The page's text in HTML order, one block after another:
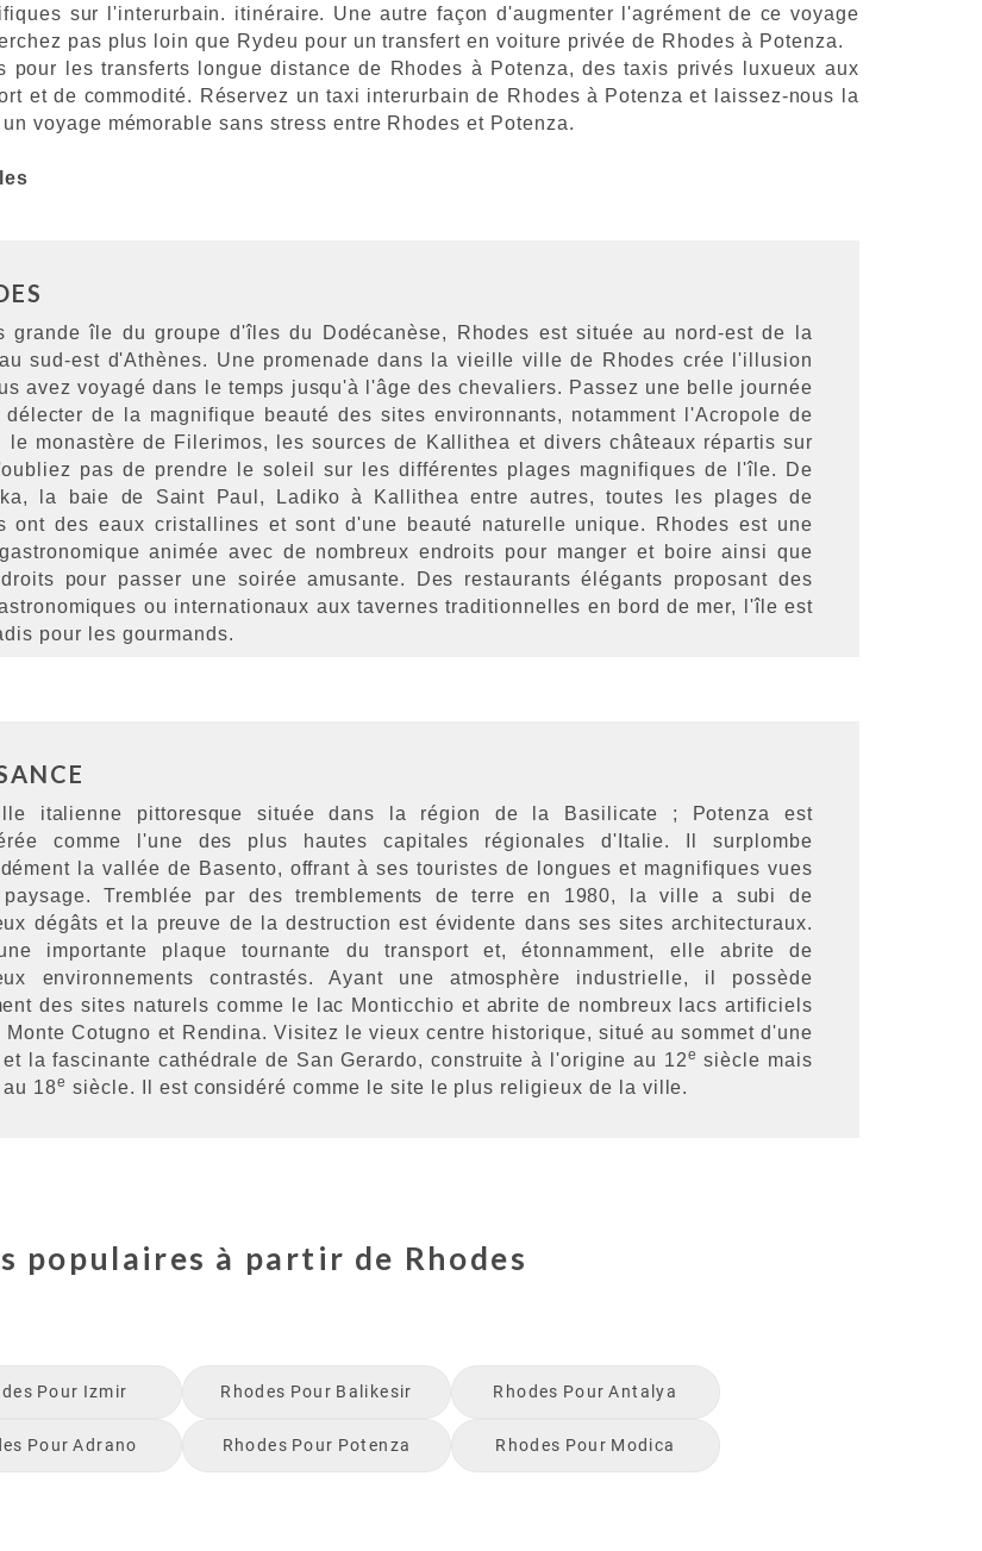
sur l'interurbain. itinéraire. Une autre façon d'augmenter l'agrément de ce voyage
pas plus loin que Rydeu pour un transfert en voiture privée de Rhodes à Potenza.
pour les transferts longue distance de Rhodes à Potenza, des taxis privés luxueux aux
et de commodité. Réservez un taxi interurbain de Rhodes à Potenza et laissez-nous la
voyage mémorable sans stress entre Rhodes et Potenza.
grande île du groupe d'îles du Dodécanèse, Rhodes est située au nord-est de la
sud-est d'Athènes. Une promenade dans la vieille ville de Rhodes crée l'illusion
avez voyagé dans le temps jusqu'à l'âge des chevaliers. Passez une belle journée
délecter de la magnifique beauté des sites environnants, notamment l'Acropole de
le monastère de Filerimos, les sources de Kallithea et divers châteaux répartis sur
pas de prendre le soleil sur les différentes plages magnifiques de l'île. De
la baie de Saint Paul, Ladiko à Kallithea entre autres, toutes les plages de
ont des eaux cristallines et sont d'une beauté naturelle unique. Rhodes est une
animée avec de nombreux endroits pour manger et boire ainsi que
pour passer une soirée amusante. Des restaurants élégants proposant des
ou internationaux aux tavernes traditionnelles en bord de mer, l'île est
pour les gourmands.
italienne pittoresque située dans la région de la Basilicate ; Potenza est
comme l'une des plus hautes capitales régionales d'Italie. Il surplombe
la vallée de Basento, offrant à ses touristes de longues et magnifiques vues
Tremblée par des tremblements de terre en 1980, la ville a subi de
dégâts et la preuve de la destruction est évidente dans ses sites architecturaux.
importante plaque tournante du transport et, étonnamment, elle abrite de
environnements contrastés. Ayant une atmosphère industrielle, il possède
des sites naturels comme le lac Monticchio et abrite de nombreux lacs artificiels
Monte Cotugno et Rendina. Visitez le vieux centre historique, situé au sommet d'une
la fascinante cathédrale de San Gerardo, construite à l'origine au 12e siècle mais
au 18e siècle. Il est considéré comme le site le plus religieux de la ville.
populaires à partir de Rhodes
Pour Izmir Rhodes Pour Balikesir Rhodes Pour Antalya
Pour Adrano Rhodes Pour Potenza Rhodes Pour Modica